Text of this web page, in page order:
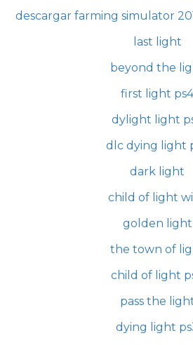
descargar farming simulator
last light
beyond the
first light ps4
dylight light
dlc dying light
dark light
child of light
golden light
the town of
child of light
pass the
dying light